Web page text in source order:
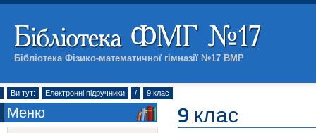
Бібліотека Фізико-математичної гімназії №17 ВМР
Ви тут: Електронні підручники / 9 клас
Меню 9 клас